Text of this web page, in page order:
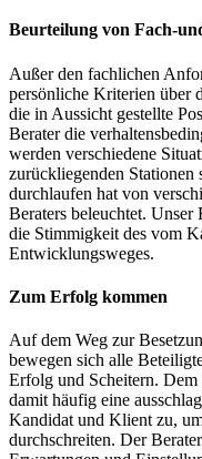
Beurteilung von Fach-
Außer den fachlichen
persönliche Kriterien über
die in Aussicht gestellte
Berater die
werden verschiedene
zurückliegenden
durchlaufen hat von
Beraters beleuchtet.
die Stimmigkeit des vom
Entwicklungsweges.
Zum Erfolg kommen
Auf dem Weg zur
bewegen sich alle
Erfolg und Scheitern.
damit häufig eine
Kandidat und Klient zu,
durchschreiten. Der